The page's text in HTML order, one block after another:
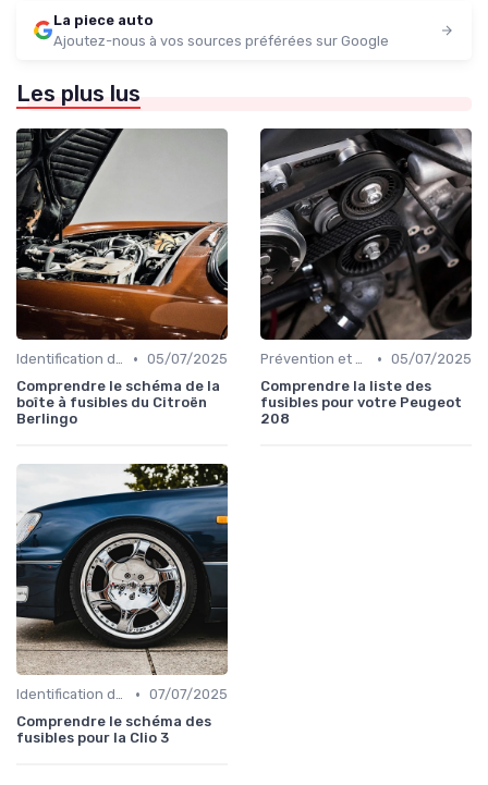
La piece auto
Ajoutez-nous à vos sources préférées sur Google
Les plus lus
Identification de la Pièce Nécessaire • 05/07/2025
Comprendre le schéma de la
boîte à fusibles du Citroën
Berlingo
Prévention et Diagnostic des Pannes • 05/07/2025
Comprendre la liste des
fusibles pour votre Peugeot
208
Identification de la Pièce Nécessaire • 07/07/2025
Comprendre le schéma des
fusibles pour la Clio 3